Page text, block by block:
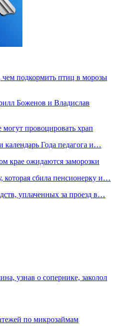
чем подкормить птиц в морозы
Боженов и Владислав
провоцировать храп
календарь Года педагога и…
крае ожидаются заморозки
сбила пенсионерку и…
уплаченных за проезд в…
узнав о сопернике, заколол
по микрозаймам